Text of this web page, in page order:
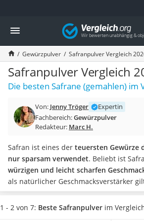
Die beliebtesten Vergleiche nach Kategorie
Lebensmittel
Schwarzkümmelöl
Knäckebrot
Schwarzkümmelöl-Kapseln
Manukahonig
Eiklar
Balsamico-Essig
Schwarzkümmelöl bio
Honig
Gemüsebrühe
Eiskaffee-Pulver
Irischer Whiskey
Grapefruitkernextrakt
Matcha-Set
Vergleich
Gewürzpulver Safranpulver Vergleich
Safranpulver Vergleich
Die besten Safrane (gemahlen) im
Von: Jenny Tröger
Expertin
Fachbereich:Gewürzpulver
Redakteur: Marc H.
Safran ist eines der teuersten Gewürze
nur sparsam verwendet. Beliebt ist
würzigen und leicht scharfen
als natürlicher Geschmacksverstärker
bietet gegenüberSafranfädenden
dosieren ist.Verschiedene Tests im
1 - 2 von 7: Beste Safranpulver im